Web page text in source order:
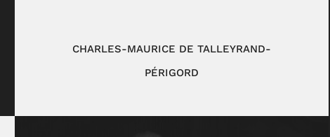
CHARLES-MAURICE DE TALLEYRAND-
PÉRIGORD